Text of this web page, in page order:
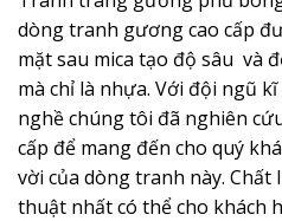
dòng tranh gương cao cấp
mặt sau mica tạo độ sâu và
mà chỉ là nhựa. Với đội ngũ
nghề chúng tôi đã nghiên
cấp để mang đến cho quý
vời của dòng tranh này.
thuật nhất có thể cho khách